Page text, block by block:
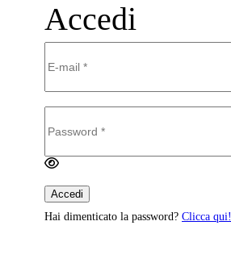
Accedi
Hai dimenticato la password? Clicca qui!